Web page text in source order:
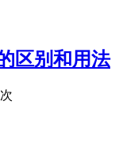
区别和用法